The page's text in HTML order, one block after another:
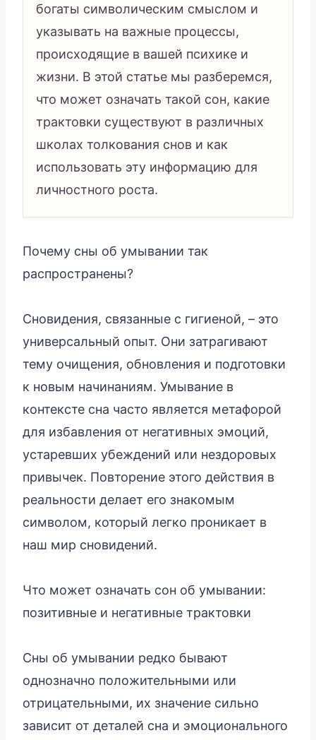
богаты символическим смыслом и
указывать на важные процессы,
происходящие в вашей психике и
жизни. В этой статье мы разберемся,
что может означать такой сон, какие
трактовки существуют в различных
школах толкования снов и как
использовать эту информацию для
личностного роста.
Почему сны об умывании так
распространены?
Сновидения, связанные с гигиеной, – это
универсальный опыт. Они затрагивают
тему очищения, обновления и подготовки
к новым начинаниям. Умывание в
контексте сна часто является метафорой
для избавления от негативных эмоций,
устаревших убеждений или нездоровых
привычек. Повторение этого действия в
реальности делает его знакомым
символом, который легко проникает в
наш мир сновидений.
Что может означать сон об умывании:
позитивные и негативные трактовки
Сны об умывании редко бывают
однозначно положительными или
отрицательными, их значение сильно
зависит от деталей сна и эмоционального